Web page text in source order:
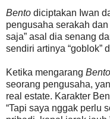
Bento diciptakan Iwan
pengusaha serakah
saja” asal dia senang
sendiri artinya “goblok”
Ketika mengarang Bento
seorang pengusaha,
real estate. Karakter
“Tapi saya nggak perlu